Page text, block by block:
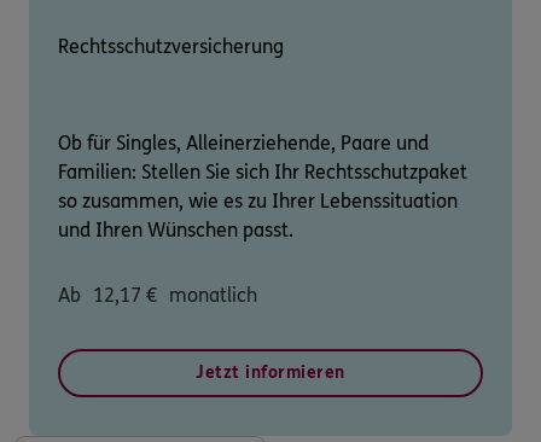
Rechtsschutzversicherung
Ob für Singles, Alleinerziehende, Paare und
Familien: Stellen Sie sich Ihr Rechtsschutzpaket
so zusammen, wie es zu Ihrer Lebenssituation
und Ihren Wünschen passt.
Ab 12,17 € monatlich
Jetzt informieren